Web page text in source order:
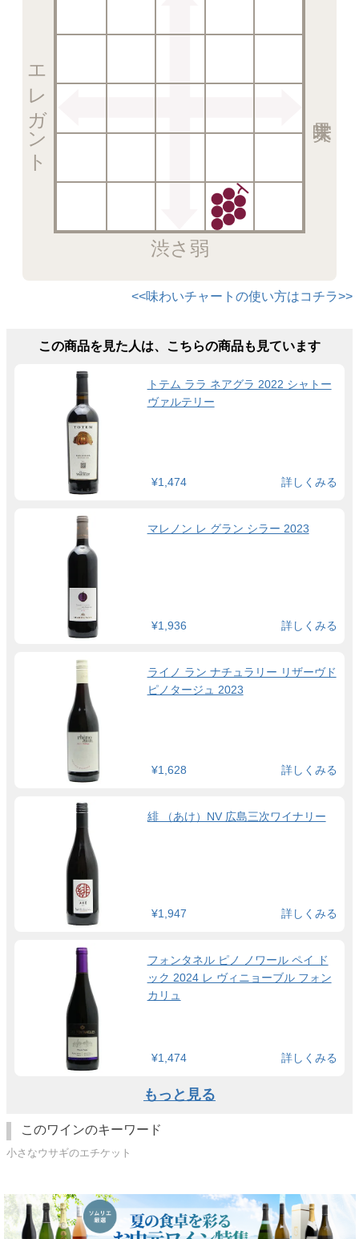
渋さ弱
エレガント
<<味わいチャートの使い方はコチラ>>
この商品を見た人は、こちらの商品も見ています
トテム ララ ネアグラ 2022 シャトー
ヴァルテリー
¥1,474 詳しくみる
マレノン レ グラン シラー 2023
¥1,936 詳しくみる
ライノ ラン ナチュラリー リザーヴド
ピノタージュ 2023
¥1,628 詳しくみる
緋 （あけ）NV 広島三次ワイナリー
¥1,947 詳しくみる
フォンタネル ピノ ノワール ペイ ド
ック 2024 レ ヴィニョーブル フォン
カリュ
¥1,474 詳しくみる
もっと見る
このワインのキーワード
小さなウサギのエチケット